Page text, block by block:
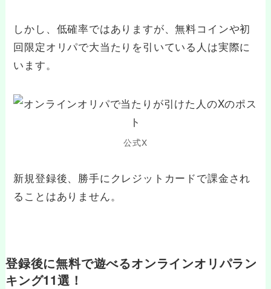
しかし、低確率ではありますが、無料コインや初
回限定オリパで大当たりを引いている人は実際に
います。
公式X
新規登録後、勝手にクレジットカードで課金され
ることはありません。
登録後に無料で遊べるオンラインオリパラン
キング11選！